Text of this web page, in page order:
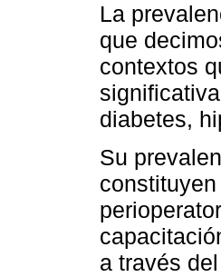
La
que
contextos
diabetes,
Su
a través